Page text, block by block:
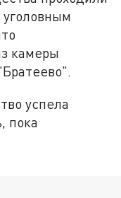
уголовным
камеры
успела
пока